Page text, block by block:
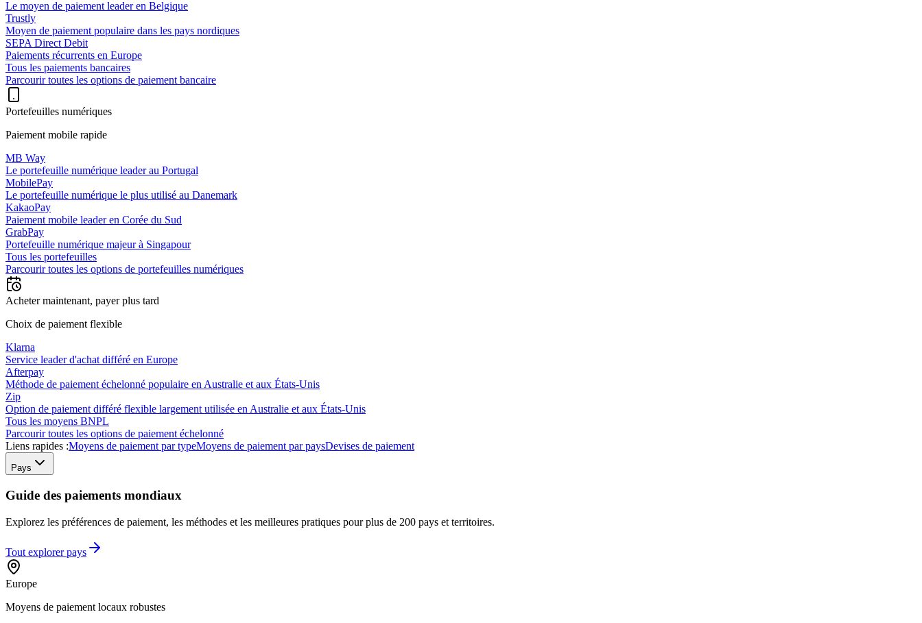
Le moyen de paiement leader en Belgique
Trustly
Moyen de paiement populaire dans les pays nordiques
SEPA Direct Debit
Paiements récurrents en Europe
Tous les paiements bancaires
Parcourir toutes les options de paiement bancaire
Portefeuilles numériques
Paiement mobile rapide
MB Way
Le portefeuille numérique leader au Portugal
MobilePay
Le portefeuille numérique le plus utilisé au Danemark
KakaoPay
Paiement mobile leader en Corée du Sud
GrabPay
Portefeuille numérique majeur à Singapour
Tous les portefeuilles
Parcourir toutes les options de portefeuilles numériques
Acheter maintenant, payer plus tard
Choix de paiement flexible
Klarna
Service leader d'achat différé en Europe
Afterpay
Méthode de paiement échelonné populaire en Australie et aux États-Unis
Zip
Option de paiement différé flexible largement utilisée en Australie et aux États-Unis
Tous les moyens BNPL
Parcourir toutes les options de paiement échelonné
Liens rapides :Moyens de paiement par typeMoyens de paiement par paysDevises de paiement
Pays
Guide des paiements mondiaux
Explorez les préférences de paiement, les méthodes et les meilleures pratiques pour plus de 200 pays et territoires.
Tout explorer pays
Europe
Moyens de paiement locaux robustes